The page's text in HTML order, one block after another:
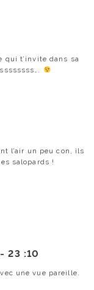
qui t’invite dans sa
l’air un peu con, ils
salopards !
-23 :10
une vue pareille.